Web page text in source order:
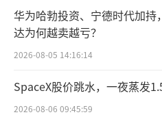
高。“2020-2022年，
闻频发，但到现在，
了”一位业内人士说，
企业被淘汰，行业集中
就是跟风入局，但连
华为哈勃投资、宁德时代加持
达为何越卖越亏？
2026-08-05 14:16:14
SpaceX股价跳水，一夜蒸发
2026-08-06 09:45:59